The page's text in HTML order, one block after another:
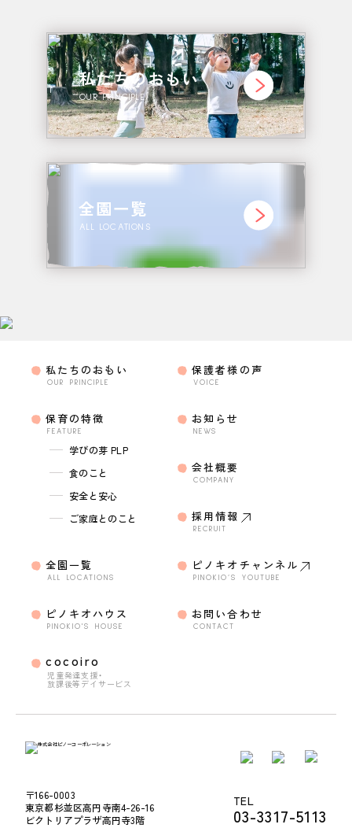
私たちのおもい
OUR PRINCIPLE
全園一覧
ALL LOCATIONS
〒166-0003
東京都杉並区高円寺南4-26-16
ビクトリアプラザ高円寺3階
TEL
03-3317-5113
私たちのおもい
OUR PRINCIPLE
保育の特徴
FEATURE
学びの芽 PLP
食のこと
安全と安心
ご家庭とのこと
全園一覧
ALL LOCATIONS
ピノキオハウス
PINOKIO'S HOUSE
cocoiro
児童発達支援・
放課後等デイサービス
保護者様の声
VOICE
お知らせ
NEWS
会社概要
COMPANY
採用情報
RECRUIT
ピノキオチャンネル
PINOKIO’S YOUTUBE
お問い合わせ
CONTACT